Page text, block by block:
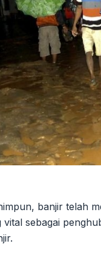
banjir telah
sebagai